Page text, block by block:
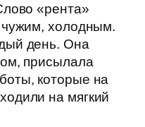
«рента»
чужим, холодным.
день. Она
присылала
которые на
на мягкий